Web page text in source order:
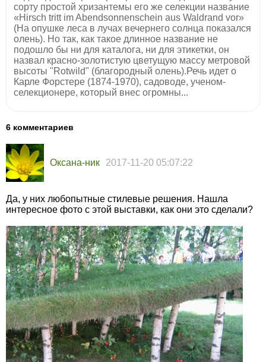
сорту простой хризантемы его же селекции название
«Hirsch tritt im Abendsonnenschein aus Waldrand vor»
(На опушке леса в лучах вечернего солнца показался
олень). Но так, как такое длинное название не
подошло бы ни для каталога, ни для этикетки, он
назвал красно-золотистую цветущую массу метровой
высоты "Rotwild" (благородный олень).Речь идет о
Карле Форстере (1874-1970), садоводе, ученом-
селекционере, который внес огромны...
6 комментариев
Оксана-ник 2017-11-20 05:07:22
Да, у них любопытные стилевые решения. Нашла
интересное фото с этой выставки, как они это сделали?